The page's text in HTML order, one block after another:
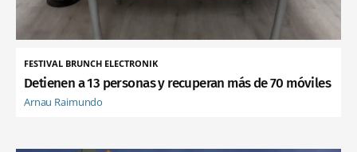
FESTIVAL BRUNCH ELECTRONIK
Detienen a 13 personas y recuperan más de 70 móviles
Arnau Raimundo